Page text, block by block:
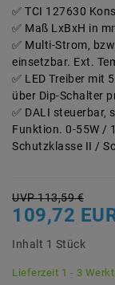
TCI 127630
Maß LxBxH in
Multi-Strom,
einsetzbar. Ext.
LED Treiber mit
über Dip-Schalter
DALI steuerbar,
Funktion. 0-55W /
Schutzklasse II /
UVP 113,59 €
109,72
Inhalt 1 Stück
Lieferzeit 1 - 3